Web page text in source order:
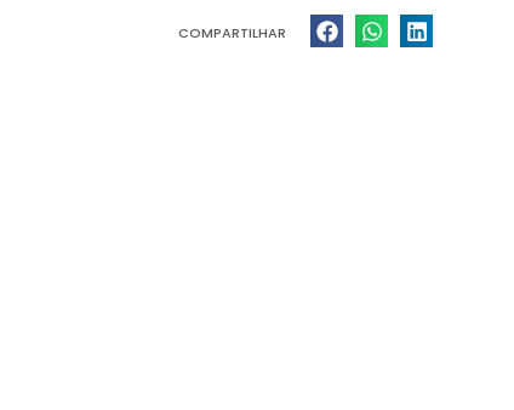
COMPARTILHAR